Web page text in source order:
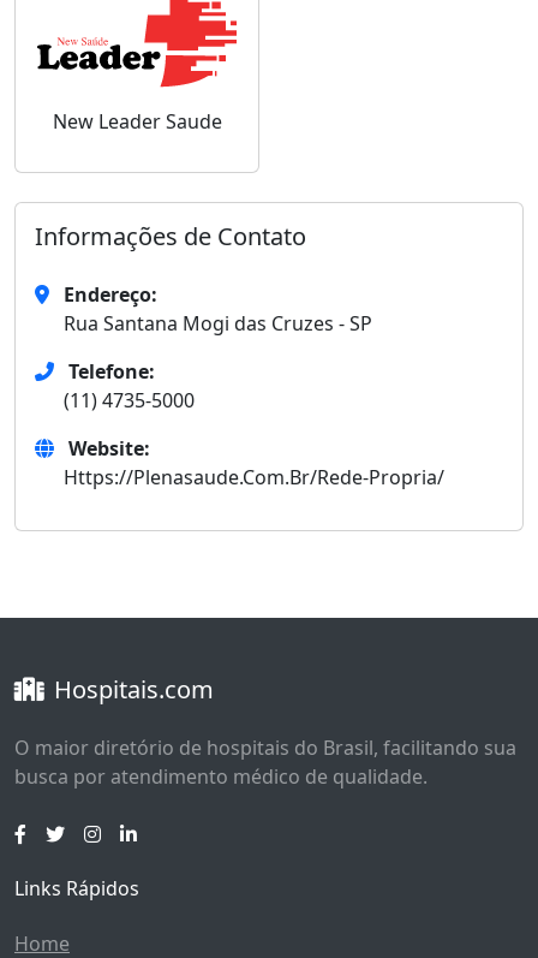
New Leader Saude
Informações de Contato
Endereço:
Rua Santana Mogi das Cruzes - SP
Telefone:
(11) 4735-5000
Website:
Https://Plenasaude.Com.Br/Rede-Propria/
Hospitais.com
O maior diretório de hospitais do Brasil, facilitando sua
busca por atendimento médico de qualidade.
Links Rápidos
Home